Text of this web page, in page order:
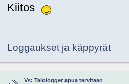
Kiitos
Loggaukset ja käppyrät
Vs: Talologger apua tarvitaan